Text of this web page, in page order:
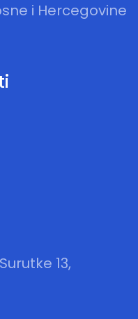
i Hercegovine
13,